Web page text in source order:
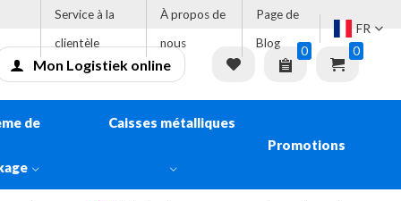
Service à la
clientèle
À propos de
nous
Page de
Blog
FR
Mon Logistiek online
0 0
de
Caisses métalliques
Promotions